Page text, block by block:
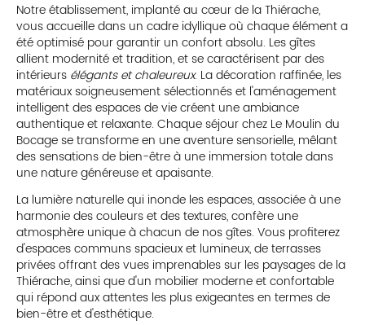
Notre établissement, implanté au cœur de la Thiérache,
vous accueille dans un cadre idyllique où chaque élément a
été optimisé pour garantir un confort absolu. Les gîtes
allient modernité et tradition, et se caractérisent par des
intérieurs élégants et chaleureux. La décoration raffinée, les
matériaux soigneusement sélectionnés et l'aménagement
intelligent des espaces de vie créent une ambiance
authentique et relaxante. Chaque séjour chez Le Moulin du
Bocage se transforme en une aventure sensorielle, mêlant
des sensations de bien-être à une immersion totale dans
une nature généreuse et apaisante.
La lumière naturelle qui inonde les espaces, associée à une
harmonie des couleurs et des textures, confère une
atmosphère unique à chacun de nos gîtes. Vous profiterez
d'espaces communs spacieux et lumineux, de terrasses
privées offrant des vues imprenables sur les paysages de la
Thiérache, ainsi que d'un mobilier moderne et confortable
qui répond aux attentes les plus exigeantes en termes de
bien-être et d'esthétique.